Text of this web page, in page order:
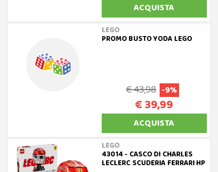
ACQUISTA
LEGO
PROMO BUSTO YODA LEGO
€ 43,98 -9%
€ 39,99
ACQUISTA
LEGO
43014 - CASCO DI CHARLES
LECLERC SCUDERIA FERRARI HP